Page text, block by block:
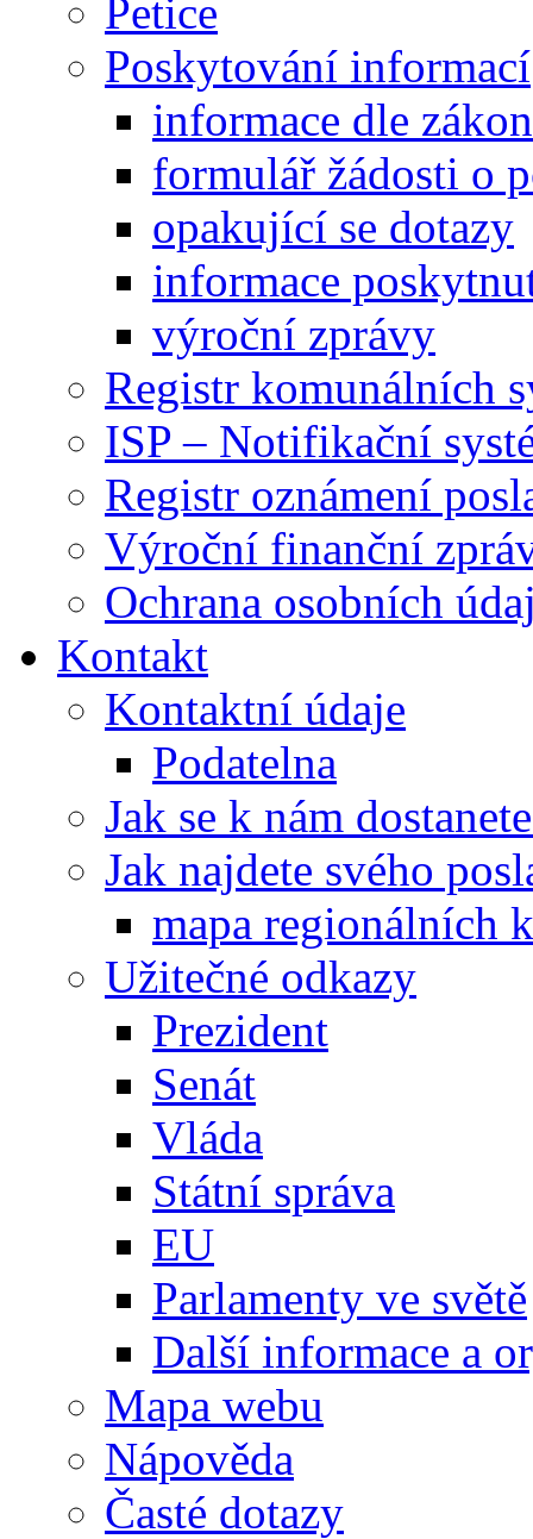
Petice
Poskytování informací
informace dle
formulář žádosti o
opakující se dotazy
informace
výroční zprávy
Registr komunálních
ISP – Notifikační
Registr oznámení
Výroční finanční
Ochrana osobních
Kontakt
Kontaktní údaje
Podatelna
Jak se k nám
Jak najdete svého
mapa regionálních
Užitečné odkazy
Prezident
Senát
Vláda
Státní správa
EU
Parlamenty ve světě
Další informace a
Mapa webu
Nápověda
Časté dotazy